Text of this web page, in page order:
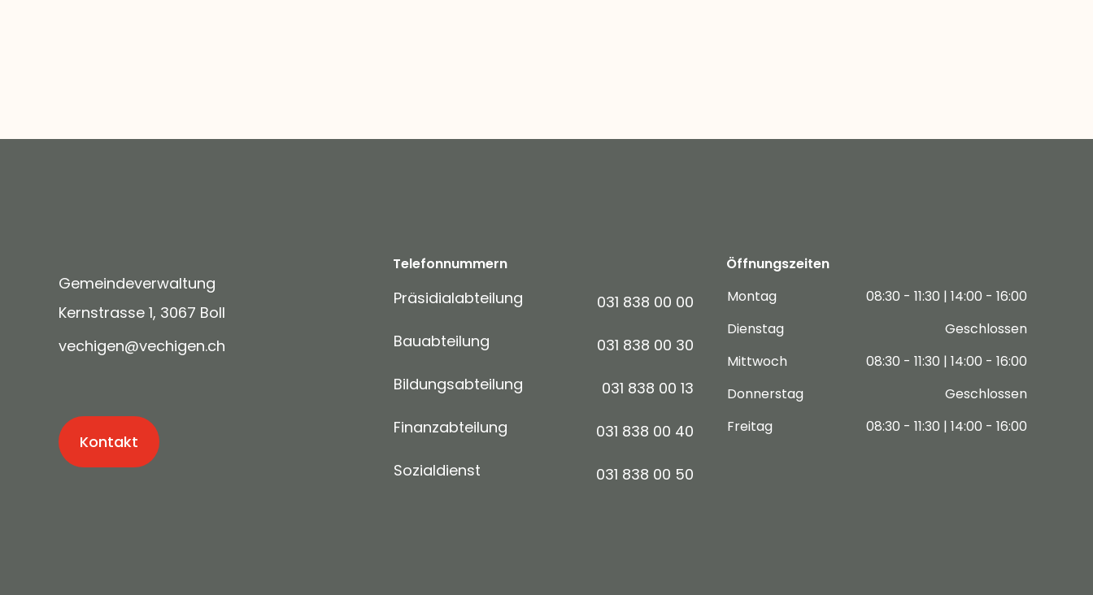
Gemeindeverwaltung
Kernstrasse 1, 3067 Boll
v ch g n v ch g n ch
Kontakt
Telefonnummern
Präsidialabteilung
031 838 00 00
Bauabteilung
031 838 00 30
Bildungsabteilung
031 838 00 13
Finanzabteilung
031 838 00 40
Sozialdienst
031 838 00 50
Öffnungszeiten
Montag
08:30 - 11:30 | 14:00 - 16:00
Dienstag
Geschlossen
Mittwoch
08:30 - 11:30 | 14:00 - 16:00
Donnerstag
Geschlossen
Freitag
08:30 - 11:30 | 14:00 - 16:00